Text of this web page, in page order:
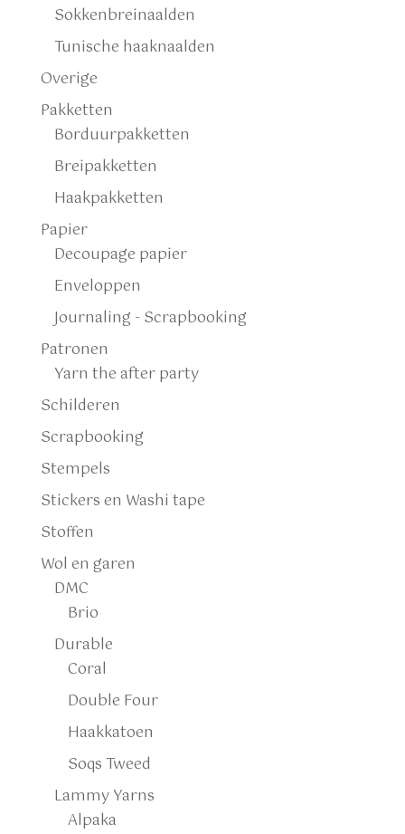
Sokkenbreinaalden
Tunische haaknaalden
Overige
Pakketten
Borduurpakketten
Breipakketten
Haakpakketten
Papier
Decoupage papier
Enveloppen
Journaling - Scrapbooking
Patronen
Yarn the after party
Schilderen
Scrapbooking
Stempels
Stickers en Washi tape
Stoffen
Wol en garen
DMC
Brio
Durable
Coral
Double Four
Haakkatoen
Soqs Tweed
Lammy Yarns
Alpaka